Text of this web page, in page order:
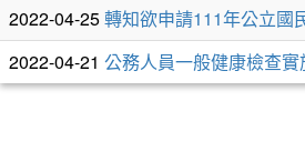
2022-04-25轉知欲申請111年公立國
2022-04-21 公務人員一般健康檢查